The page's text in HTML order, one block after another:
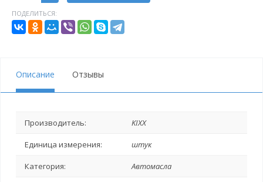
ПОДЕЛИТЬСЯ:
Описание Отзывы
Производитель: KIXX
Единица измерения: штук
Категория: Автомасла